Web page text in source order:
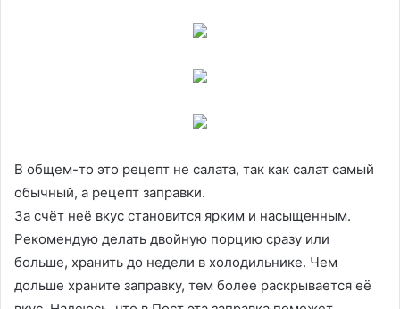
В общем-то это рецепт не салата, так как салат самый
обычный, а рецепт заправки.
За счёт неё вкус становится ярким и насыщенным.
Рекомендую делать двойную порцию сразу или
больше, хранить до недели в холодильнике. Чем
дольше храните заправку, тем более раскрывается её